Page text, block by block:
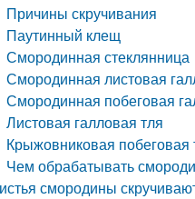
Причины скручивания
Паутинный клещ
Смородинная стеклянница
Смородинная листовая
Смородинная побеговая
Листовая галловая тля
Крыжовниковая побеговая
Чем обрабатывать
смородины